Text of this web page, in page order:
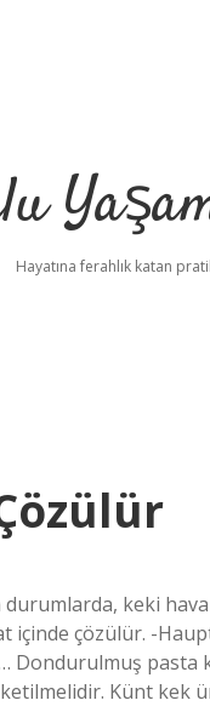
Hayatına ferahlık katan
durumlarda, keki
içinde çözülür. -
Dondurulmuş pasta
Künt kek